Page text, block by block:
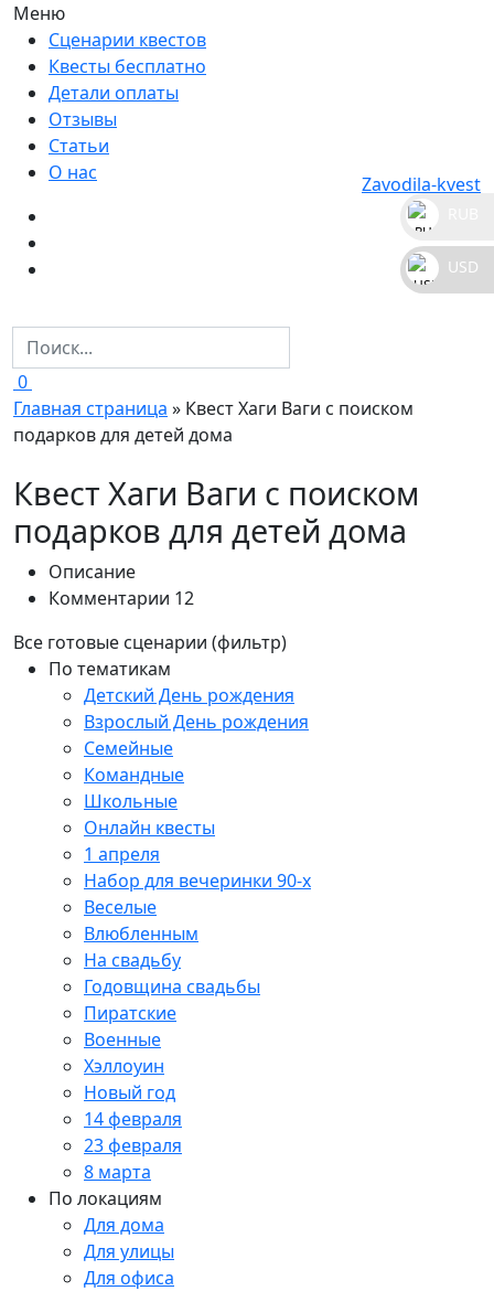
Меню
Сценарии квестов
Квесты бесплатно
Детали оплаты
Отзывы
Статьи
О нас
Zavodila-kvest
0
Главная страница » Квест Хаги Ваги с поиском
подарков для детей дома
Квест Хаги Ваги с поиском
подарков для детей дома
Описание
Комментарии 12
Все готовые сценарии (фильтр)
По тематикам
Детский День рождения
Взрослый День рождения
Семейные
Командные
Школьные
Онлайн квесты
1 апреля
Набор для вечеринки 90-х
Веселые
Влюбленным
На свадьбу
Годовщина свадьбы
Пиратские
Военные
Хэллоуин
Новый год
14 февраля
23 февраля
8 марта
По локациям
Для дома
Для улицы
Для офиса
_ USD